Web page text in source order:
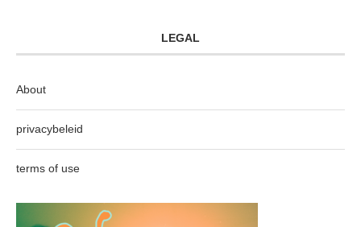
LEGAL
About
privacybeleid
terms of use